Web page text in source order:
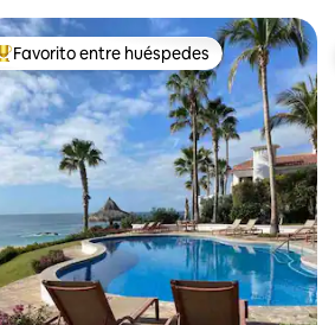
4.97 de 5; 97 evaluaciones
los mejores en Favorito entre huéspedes
Favorito entre huéspedes